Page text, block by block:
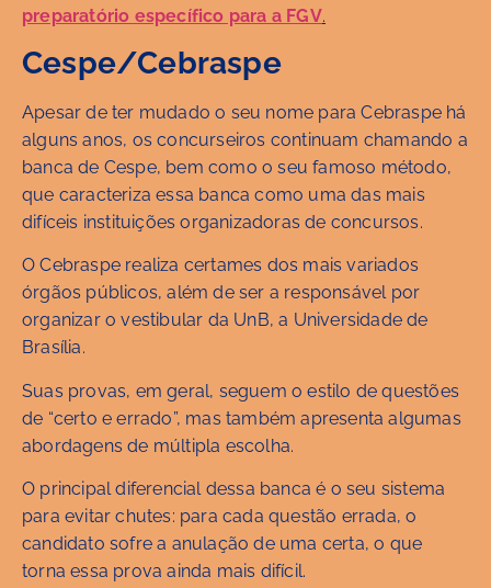
preparatório específico para a FGV.
Cespe/Cebraspe
Apesar de ter mudado o seu nome para Cebraspe há
alguns anos, os concurseiros continuam chamando a
banca de Cespe, bem como o seu famoso método,
que caracteriza essa banca como uma das mais
difíceis instituições organizadoras de concursos.
O Cebraspe realiza certames dos mais variados
órgãos públicos, além de ser a responsável por
organizar o vestibular da UnB, a Universidade de
Brasília.
Suas provas, em geral, seguem o estilo de questões
de “certo e errado”, mas também apresenta algumas
abordagens de múltipla escolha.
O principal diferencial dessa banca é o seu sistema
para evitar chutes: para cada questão errada, o
candidato sofre a anulação de uma certa, o que
torna essa prova ainda mais difícil.